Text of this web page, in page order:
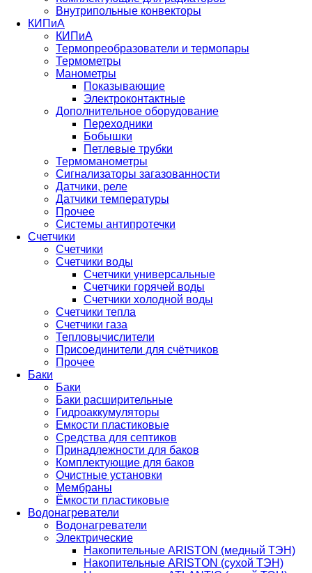
Внутрипольные конвекторы
КИПиА
КИПиА
Термопреобразователи и термопары
Термометры
Манометры
Показывающие
Электроконтактные
Дополнительное оборудование
Переходники
Бобышки
Петлевые трубки
Термоманометры
Сигнализаторы загазованности
Датчики, реле
Датчики температуры
Прочее
Системы антипротечки
Счетчики
Счетчики
Счетчики воды
Счетчики универсальные
Счетчики горячей воды
Счетчики холодной воды
Счетчики тепла
Счетчики газа
Тепловычислители
Присоединители для счётчиков
Прочее
Баки
Баки
Баки расширительные
Гидроаккумуляторы
Емкости пластиковые
Средства для септиков
Принадлежности для баков
Комплектующие для баков
Очистные установки
Мембраны
Ёмкости пластиковые
Водонагреватели
Водонагреватели
Электрические
Накопительные ARISTON (медный ТЭН)
Накопительные ARISTON (сухой ТЭН)